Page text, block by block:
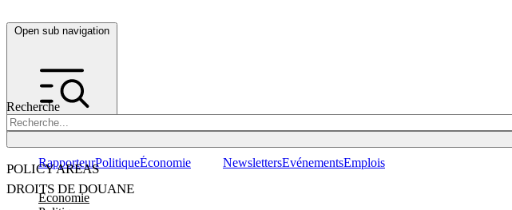
Open sub navigation
Recherche
POLICY AREAS
Economie
RapporteurPolitiqueÉconomie NewslettersEvénementsEmplois
DROITS DE DOUANE